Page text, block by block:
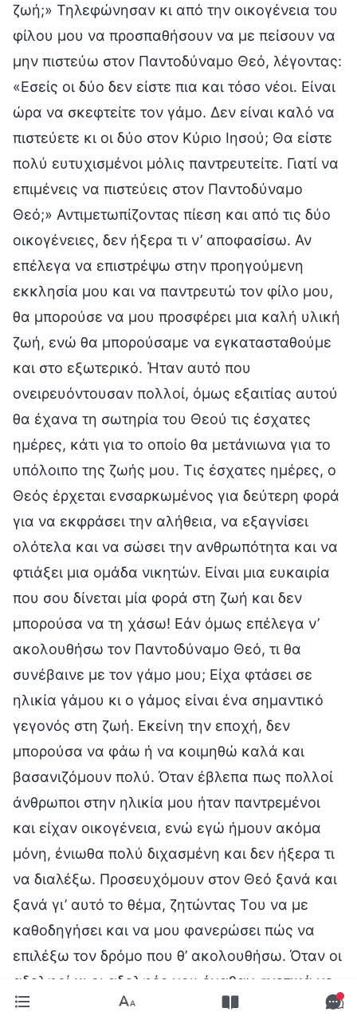
ζωή;» Τηλεφώνησαν κι από την οικογένεια του
φίλου μου να προσπαθήσουν να με πείσουν να
μην πιστεύω στον Παντοδύναμο Θεό, λέγοντας:
«Εσείς οι δύο δεν είστε πια και τόσο νέοι. Είναι
ώρα να σκεφτείτε τον γάμο. Δεν είναι καλό να
πιστεύετε κι οι δύο στον Κύριο Ιησού; Θα είστε
πολύ ευτυχισμένοι μόλις παντρευτείτε. Γιατί να
επιμένεις να πιστεύεις στον Παντοδύναμο
Θεό;» Αντιμετωπίζοντας πίεση και από τις δύο
οικογένειες, δεν ήξερα τι ν’ αποφασίσω. Αν
επέλεγα να επιστρέψω στην προηγούμενη
εκκλησία μου και να παντρευτώ τον φίλο μου,
θα μπορούσε να μου προσφέρει μια καλή υλική
ζωή, ενώ θα μπορούσαμε να εγκατασταθούμε
και στο εξωτερικό. Ήταν αυτό που
ονειρευόντουσαν πολλοί, όμως εξαιτίας αυτού
θα έχανα τη σωτηρία του Θεού τις έσχατες
ημέρες, κάτι για το οποίο θα μετάνιωνα για το
υπόλοιπο της ζωής μου. Τις έσχατες ημέρες, ο
Θεός έρχεται ενσαρκωμένος για δεύτερη φορά
για να εκφράσει την αλήθεια, να εξαγνίσει
ολότελα και να σώσει την ανθρωπότητα και να
φτιάξει μια ομάδα νικητών. Είναι μια ευκαιρία
που σου δίνεται μία φορά στη ζωή και δεν
μπορούσα να τη χάσω! Εάν όμως επέλεγα ν’
ακολουθήσω τον Παντοδύναμο Θεό, τι θα
συνέβαινε με τον γάμο μου; Είχα φτάσει σε
ηλικία γάμου κι ο γάμος είναι ένα σημαντικό
γεγονός στη ζωή. Εκείνη την εποχή, δεν
μπορούσα να φάω ή να κοιμηθώ καλά και
βασανιζόμουν πολύ. Όταν έβλεπα πως πολλοί
άνθρωποι στην ηλικία μου ήταν παντρεμένοι
και είχαν οικογένεια, ενώ εγώ ήμουν ακόμα
μόνη, ένιωθα πολύ διχασμένη και δεν ήξερα τι
να διαλέξω. Προσευχόμουν στον Θεό ξανά και
ξανά γι’ αυτό το θέμα, ζητώντας Του να με
καθοδηγήσει και να μου φανερώσει πώς να
επιλέξω τον δρόμο που θ’ ακολουθήσω. Όταν οι
αδελφοί κι οι αδελφές μου έμαθαν σχετικά με
την κατάστασή μου, όλοι με βοήθησαν και